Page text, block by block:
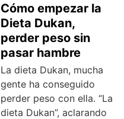
Cómo empezar la
Dieta Dukan,
perder peso sin
pasar hambre
La dieta Dukan, mucha
gente ha conseguido
perder peso con ella. “La
dieta Dukan”, aclarando